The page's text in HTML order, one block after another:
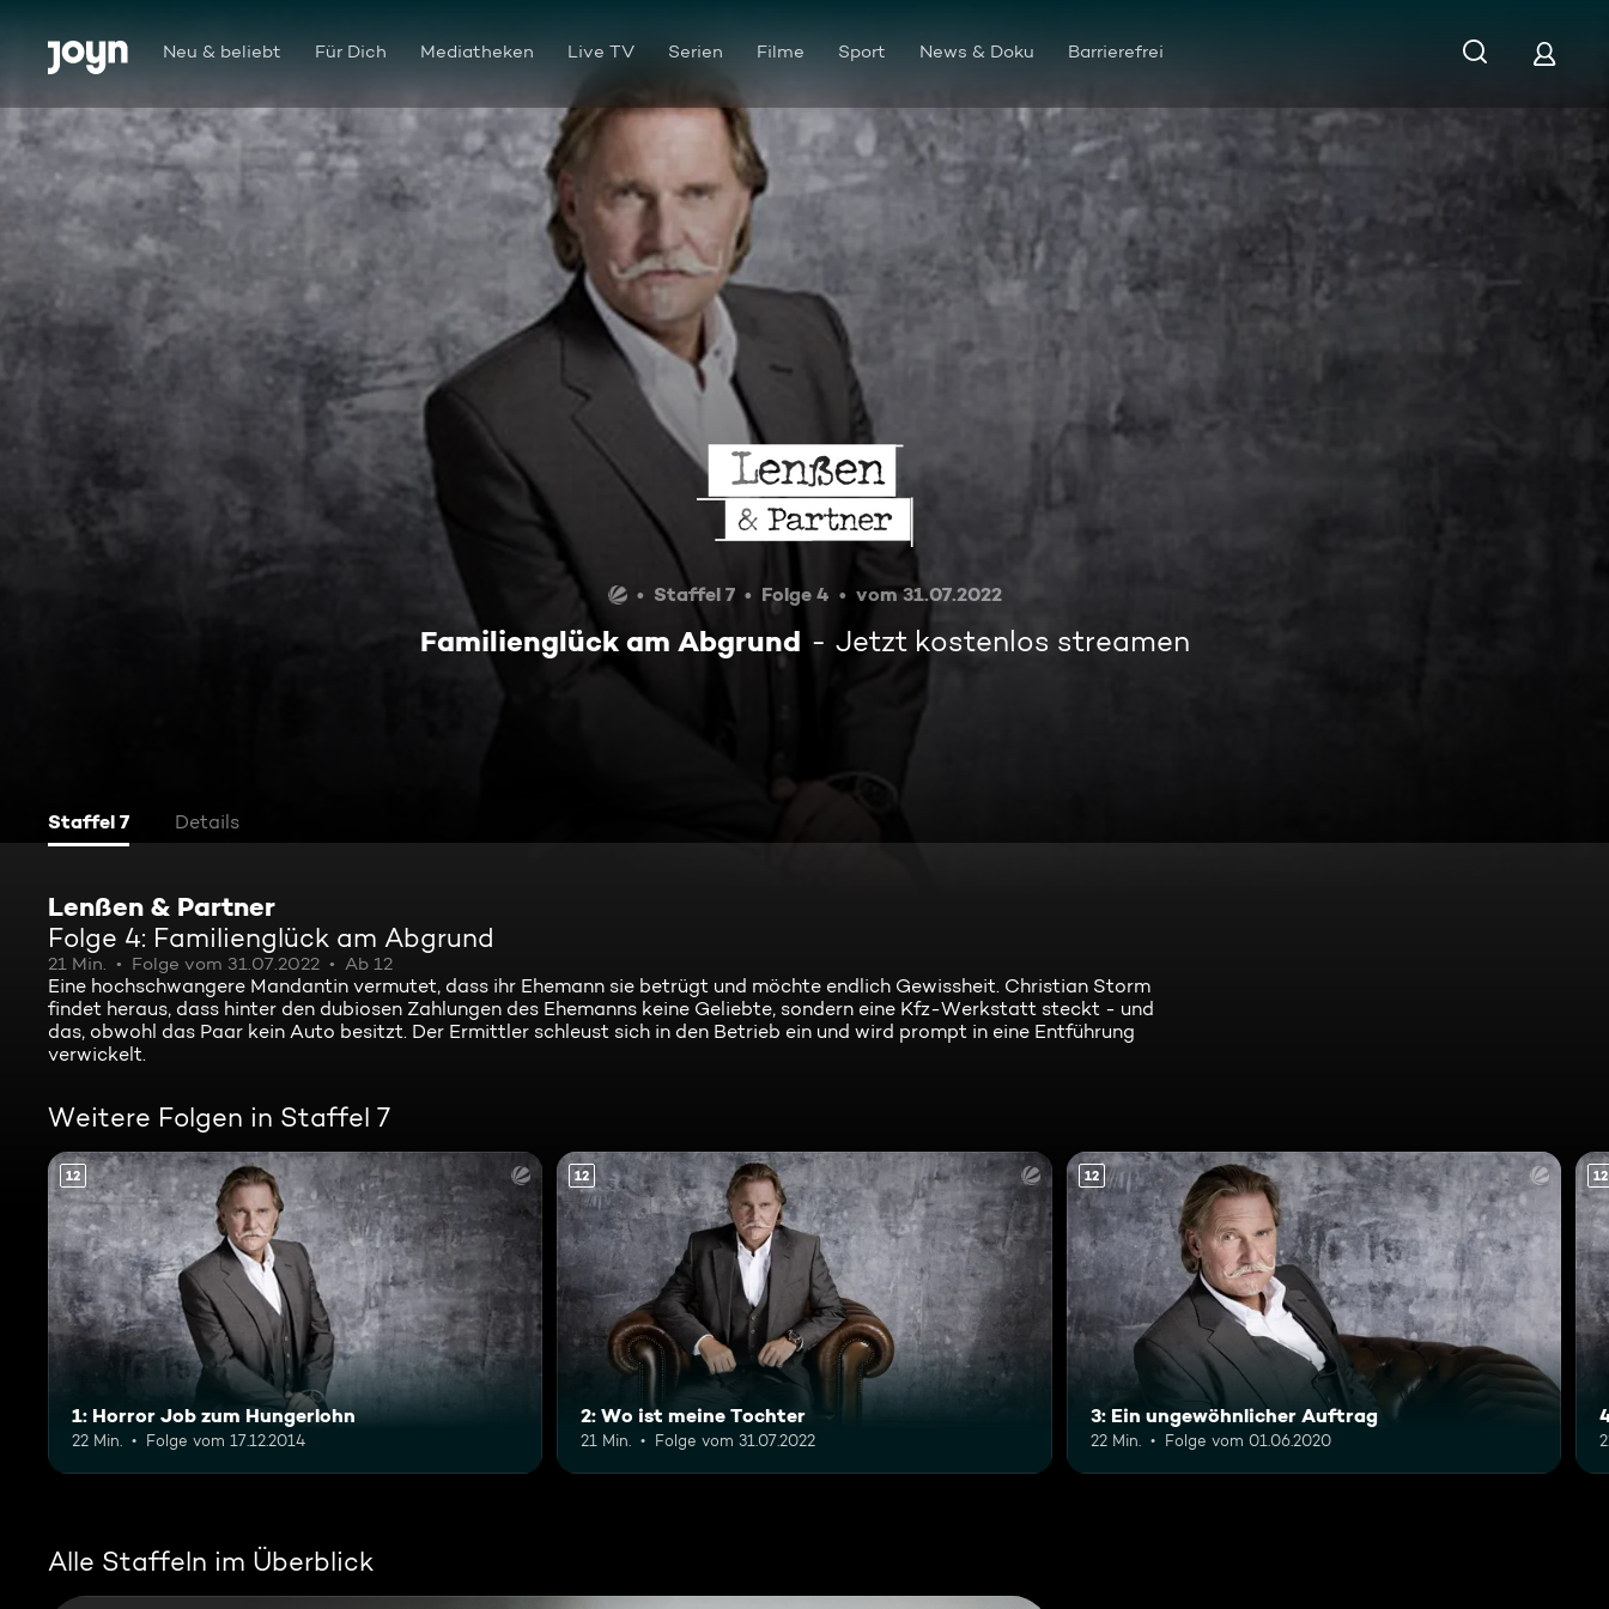
Zum Inhalt springen
Barrierefrei Neu & beliebt Für Dich Mediatheken Live TV Serien Filme Sport News & Doku Barrierefrei
Staffel 7 Folge 4 vom 31.07.2022
Familienglück am Abgrund Jetzt kostenlos streamen
Staffel 7 Details
Lenßen & Partner
Folge 4: Familienglück am Abgrund
21 Min. Folge vom 31.07.2022 Ab 12
Eine hochschwangere Mandantin vermutet, dass ihr Ehemann sie betrügt und möchte endlich Gewissheit. Christian Storm
findet heraus, dass hinter den dubiosen Zahlungen des Ehemanns keine Geliebte, sondern eine Kfz-Werkstatt steckt - und
das, obwohl das Paar kein Auto besitzt. Der Ermittler schleust sich in den Betrieb ein und wird prompt in eine Entführung
verwickelt.
Weitere Folgen in Staffel 7
12
1: Horror Job zum Hungerlohn
22 Min. Folge vom 17.12.2014
12
2: Wo ist meine Tochter
21 Min. Folge vom 31.07.2022
12
3: Ein ungewöhnlicher Auftrag
22 Min. Folge vom 01.06.2020
12
Alle Staffeln im Überblick